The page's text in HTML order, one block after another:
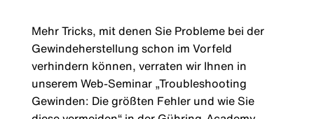
Mehr Tricks, mit denen Sie Probleme bei der
Gewindeherstellung schon im Vorfeld
verhindern können, verraten wir Ihnen in
unserem Web-Seminar „Troubleshooting
Gewinden: Die größten Fehler und wie Sie